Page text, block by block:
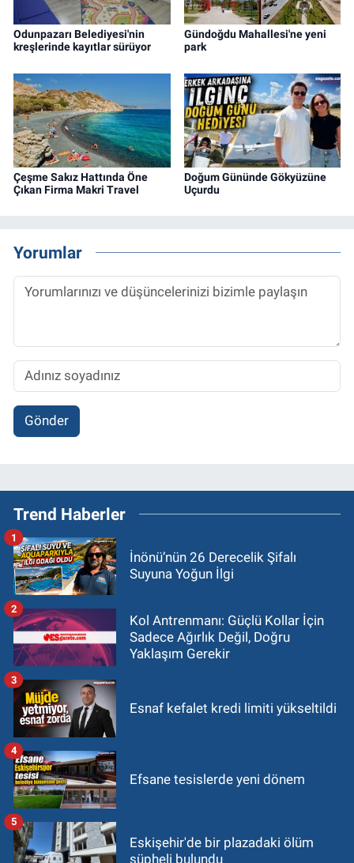
Odunpazarı Belediyesi'nin
kreşlerinde kayıtlar sürüyor
Gündoğdu Mahallesi'ne yeni
park
Çeşme Sakız Hattında Öne
Çıkan Firma Makri Travel
Doğum Gününde Gökyüzüne
Uçurdu
Yorumlar
Gönder
Trend Haberler
İnönü’nün 26 Derecelik Şifalı
Suyuna Yoğun İlgi
1
Kol Antrenmanı: Güçlü Kollar İçin
Sadece Ağırlık Değil, Doğru
Yaklaşım Gerekir
2
Esnaf kefalet kredi limiti yükseltildi
3
Efsane tesislerde yeni dönem
4
Eskişehir'de bir plazadaki ölüm
şüpheli bulundu
5